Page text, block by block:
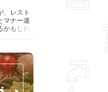
で、ぜ
う。
、レスト
マナー違
かもしれ
しましょ
ておきた